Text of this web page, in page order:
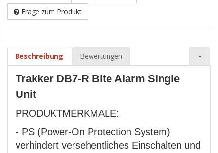
Frage zum Produkt
Beschreibung Bewertungen
Trakker DB7-R Bite Alarm Single
Unit
PRODUKTMERKMALE:
- PS (Power-On Protection System)
verhindert versehentliches Einschalten und